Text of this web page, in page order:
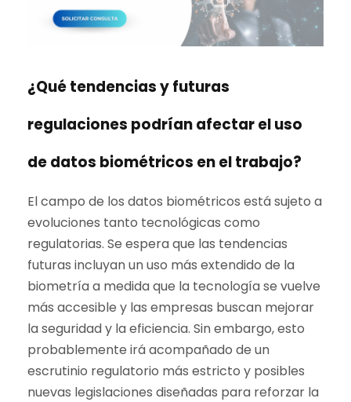
¿Qué tendencias y futuras
regulaciones podrían afectar el uso
de datos biométricos en el trabajo?
El campo de los datos biométricos está sujeto a
evoluciones tanto tecnológicas como
regulatorias. Se espera que las tendencias
futuras incluyan un uso más extendido de la
biometría a medida que la tecnología se vuelve
más accesible y las empresas buscan mejorar
la seguridad y la eficiencia. Sin embargo, esto
probablemente irá acompañado de un
escrutinio regulatorio más estricto y posibles
nuevas legislaciones diseñadas para reforzar la